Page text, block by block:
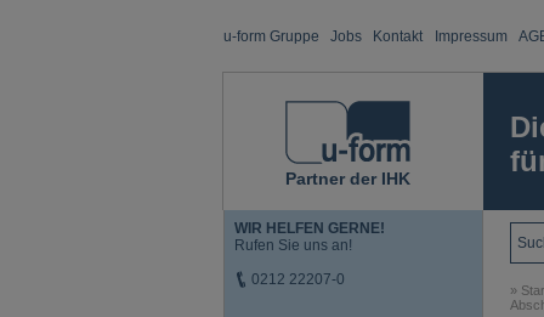
u-form Gruppe Jobs Kontakt Impressum
Partner der IHK
WIR HELFEN GERNE!
Rufen Sie uns an!
0212 22207-0
»